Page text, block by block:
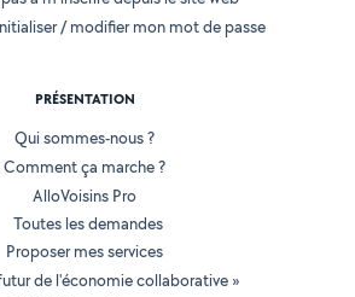
/ modifier mon mot de passe
PRÉSENTATION
Qui sommes-nous ?
Comment ça marche ?
AlloVoisins Pro
Toutes les demandes
Proposer mes services
de l'économie collaborative »